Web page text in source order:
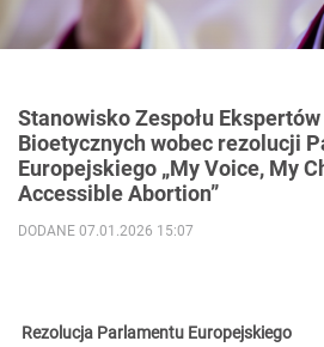
Stanowisko Zespołu Ekspertów
Bioetycznych wobec rezolucji
Europejskiego „My Voice, My
Accessible Abortion”
DODANE 07.01.2026 15:07
Rezolucja Parlamentu Europejskiego